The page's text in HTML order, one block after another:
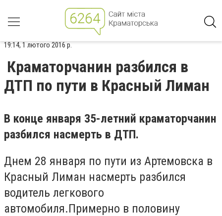
19:14, 1 лютого 2016 р.
Краматорчанин разбился в
ДТП по пути в Красный Лиман
В конце января 35-летний краматорчанин
разбился насмерть в ДТП.
Днем 28 января по пути из Артемовска в
Красный Лиман насмерть разбился
водитель легкового
автомобиля.Примерно в половину